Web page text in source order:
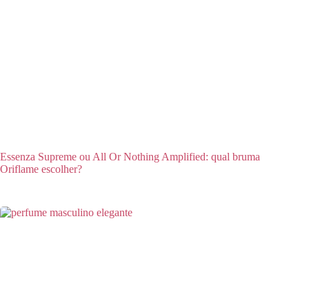
Essenza Supreme ou All Or Nothing Amplified: qual bruma
Oriflame escolher?